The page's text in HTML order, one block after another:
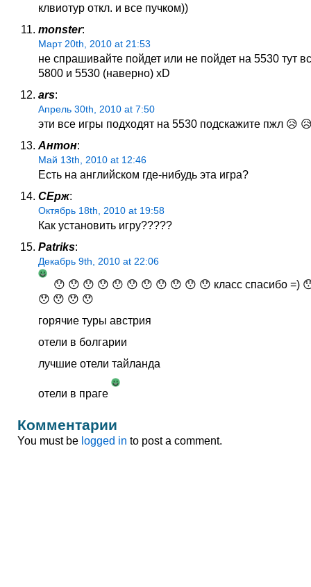
клвиотур откл. и все пучком))
monster:
Март 20th, 2010 at 21:53
не спрашивайте пойдет или не пойдет на 5530 тут
5800 и 5530 (наверно) xD
ars:
Апрель 30th, 2010 at 7:50
эти все игры подходят на 5530 подскажите пжл 😥
Антон:
Май 13th, 2010 at 12:46
Есть на английском где-нибудь эта игра?
СЕрж:
Октябрь 18th, 2010 at 19:58
Как установить игру?????
Patriks:
Декабрь 9th, 2010 at 22:06
😯 😯 😯 😯 😯 😯 😯 😯 😯 😯 😯 класс спасибо =)
😯 😯 😯 😯
горячие туры австрия
отели в болгарии
лучшие отели тайланда
отели в праге
Комментарии
You must be logged in to post a comment.